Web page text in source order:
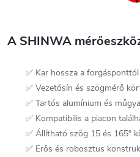
A SHINWA
✅ Kar hossza a
✅ Vezetősín és szögmérő
✅ Tartós alumínium és
✅ Kompatibilis a piacon
✅ Állítható szög 15 és 165°
✅ Erős és robosztus